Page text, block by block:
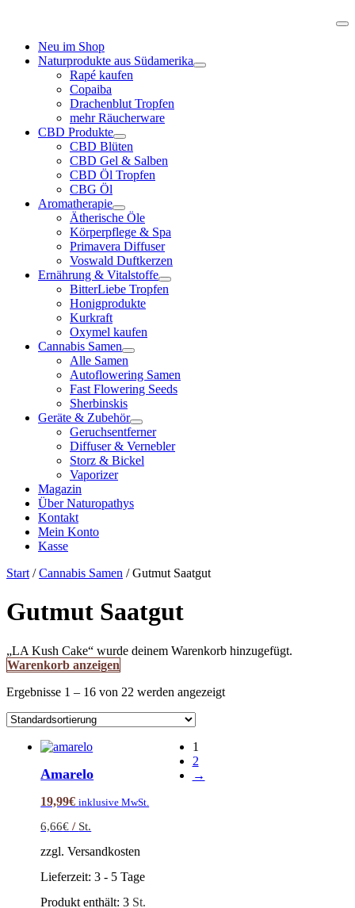
Neu im Shop
Naturprodukte aus Südamerika
Rapé kaufen
Copaiba
Drachenblut Tropfen
mehr Räucherware
CBD Produkte
CBD Blüten
CBD Gel & Salben
CBD Öl Tropfen
CBG Öl
Aromatherapie
Ätherische Öle
Körperpflege & Spa
Primavera Diffuser
Voswald Duftkerzen
Ernährung & Vitalstoffe
BitterLiebe Tropfen
Honigprodukte
Kurkraft
Oxymel kaufen
Cannabis Samen
Alle Samen
Autoflowering Samen
Fast Flowering Seeds
Sherbinskis
Geräte & Zubehör
Geruchsentferner
Diffuser & Vernebler
Storz & Bickel
Vaporizer
Magazin
Über Naturopathys
Kontakt
Mein Konto
Kasse
Start /Cannabis Samen / Gutmut Saatgut
Gutmut Saatgut
„LA Kush Cake“ wurde deinem Warenkorb hinzugefügt.
Warenkorb anzeigen
Ergebnisse 1 – 16 von 22 werden angezeigt
Amarelo
19,99€ inklusive MwSt.
6,66€ / St.
zzgl. Versandkosten
Lieferzeit:3 - 5 Tage
Produkt enthält: 3 St.
1
2
→